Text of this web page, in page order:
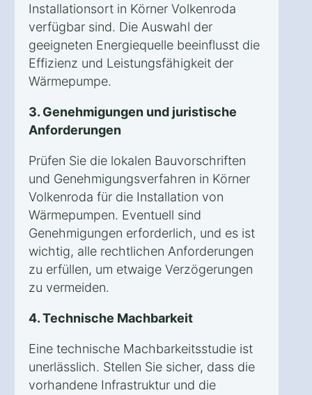
Installationsort in Körner Volkenroda
verfügbar sind. Die Auswahl der
geeigneten Energiequelle beeinflusst die
Effizienz und Leistungsfähigkeit der
Wärmepumpe.
3. Genehmigungen und juristische
Anforderungen
Prüfen Sie die lokalen Bauvorschriften
und Genehmigungsverfahren in Körner
Volkenroda für die Installation von
Wärmepumpen. Eventuell sind
Genehmigungen erforderlich, und es ist
wichtig, alle rechtlichen Anforderungen
zu erfüllen, um etwaige Verzögerungen
zu vermeiden.
4. Technische Machbarkeit
Eine technische Machbarkeitsstudie ist
unerlässlich. Stellen Sie sicher, dass die
vorhandene Infrastruktur und die